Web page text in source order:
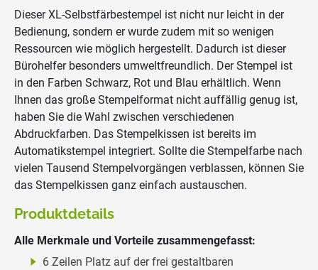
Dieser XL-Selbstfärbestempel ist nicht nur leicht in der
Bedienung, sondern er wurde zudem mit so wenigen
Ressourcen wie möglich hergestellt. Dadurch ist dieser
Bürohelfer besonders umweltfreundlich. Der Stempel ist
in den Farben Schwarz, Rot und Blau erhältlich. Wenn
Ihnen das große Stempelformat nicht auffällig genug ist,
haben Sie die Wahl zwischen verschiedenen
Abdruckfarben. Das Stempelkissen ist bereits im
Automatikstempel integriert. Sollte die Stempelfarbe nach
vielen Tausend Stempelvorgängen verblassen, können Sie
das Stempelkissen ganz einfach austauschen.
Produktdetails
Alle Merkmale und Vorteile zusammengefasst:
6 Zeilen Platz auf der frei gestaltbaren